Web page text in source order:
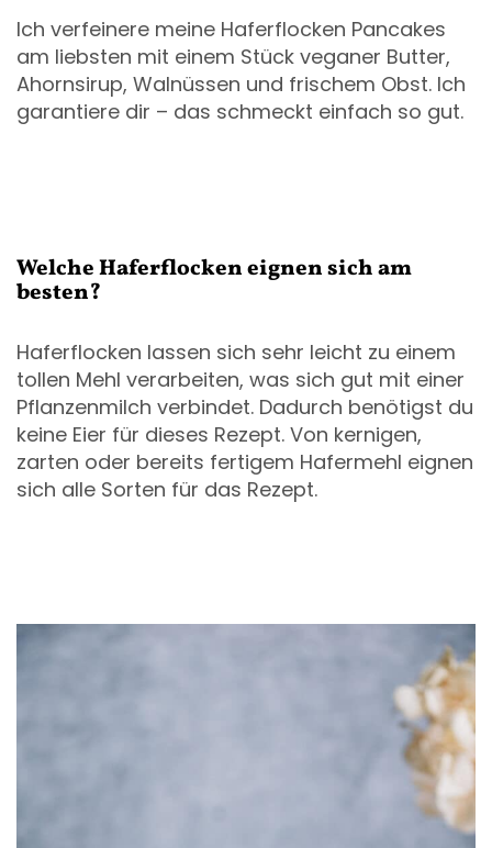
Ich verfeinere meine Haferflocken Pancakes
am liebsten mit einem Stück veganer Butter,
Ahornsirup, Walnüssen und frischem Obst. Ich
garantiere dir – das schmeckt einfach so gut.
Welche Haferflocken eignen sich am
besten?
Haferflocken lassen sich sehr leicht zu einem
tollen Mehl verarbeiten, was sich gut mit einer
Pflanzenmilch verbindet. Dadurch benötigst du
keine Eier für dieses Rezept. Von kernigen,
zarten oder bereits fertigem Hafermehl eignen
sich alle Sorten für das Rezept.